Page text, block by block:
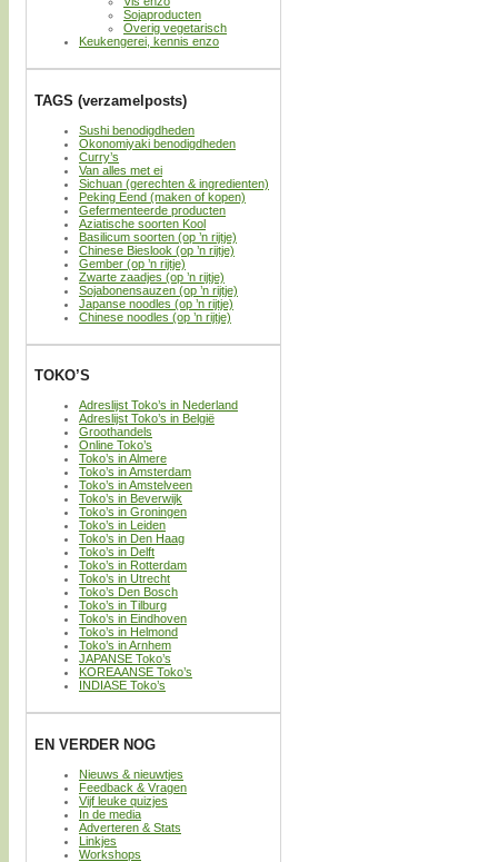
Sojaproducten
Overig vegetarisch
Keukengerei, kennis enzo
TAGS (verzamelposts)
Sushi benodigdheden
Okonomiyaki benodigdheden
Curry’s
Van alles met ei
Sichuan (gerechten & ingredienten)
Peking Eend (maken of kopen)
Gefermenteerde producten
Aziatische soorten Kool
Basilicum soorten (op ’n rijtje)
Chinese Bieslook (op ’n rijtje)
Gember (op ’n rijtje)
Zwarte zaadjes (op ’n rijtje)
Sojabonensauzen (op ’n rijtje)
Japanse noodles (op ’n rijtje)
Chinese noodles (op ’n rijtje)
TOKO’S
Adreslijst Toko’s in Nederland
Adreslijst Toko’s in België
Groothandels
Online Toko’s
Toko’s in Almere
Toko’s in Amsterdam
Toko’s in Amstelveen
Toko’s in Beverwijk
Toko’s in Groningen
Toko’s in Leiden
Toko’s in Den Haag
Toko’s in Delft
Toko’s in Rotterdam
Toko’s in Utrecht
Toko’s Den Bosch
Toko’s in Tilburg
Toko’s in Eindhoven
Toko’s in Helmond
Toko’s in Arnhem
JAPANSE Toko’s
KOREAANSE Toko’s
INDIASE Toko’s
EN VERDER NOG
Nieuws & nieuwtjes
Feedback & Vragen
Vijf leuke quizjes
In de media
Adverteren & Stats
Linkjes
Workshops